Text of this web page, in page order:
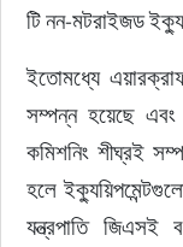
টি নন-মটরাইজড
ইতোমধ্যে
সম্পন্ন হয়েছে এবং
কমিশনিং শীঘ্রই
হলে
যন্ত্রপাতি জিএসই